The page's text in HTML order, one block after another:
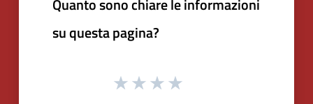
Quanto sono chiare le informazioni
su questa pagina?